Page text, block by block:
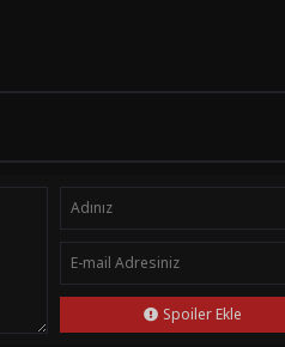
Spoiler Ekle